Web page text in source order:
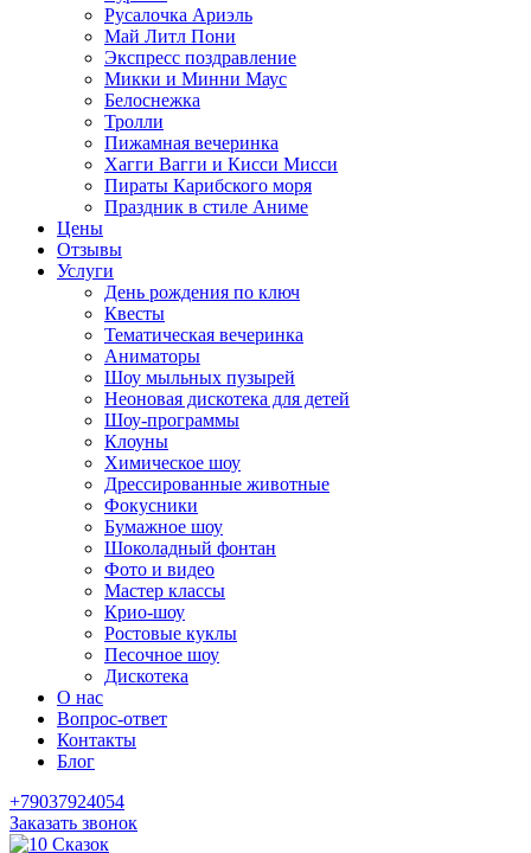
Русалочка Ариэль
Май Литл Пони
Экспресс поздравление
Микки и Минни Маус
Белоснежка
Тролли
Пижамная вечеринка
Хагги Вагги и Кисси Мисси
Пираты Карибского моря
Праздник в стиле Аниме
Цены
Отзывы
Услуги
День рождения по ключ
Квесты
Тематическая вечеринка
Аниматоры
Шоу мыльных пузырей
Неоновая дискотека для детей
Шоу-программы
Клоуны
Химическое шоу
Дрессированные животные
Фокусники
Бумажное шоу
Шоколадный фонтан
Фото и видео
Мастер классы
Крио-шоу
Ростовые куклы
Песочное шоу
Дискотека
О нас
Вопрос-ответ
Контакты
Блог
+79037924054
Заказать звонок